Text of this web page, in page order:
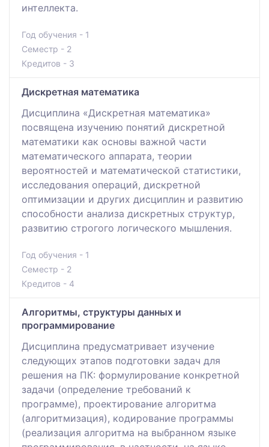
интеллекта.
Год обучения - 1
Семестр - 2
Кредитов - 3
Дискретная математика
Дисциплина «Дискретная математика»
посвящена изучению понятий дискретной
математики как основы важной части
математического аппарата, теории
вероятностей и математической статистики,
исследования операций, дискретной
оптимизации и других дисциплин и развитию
способности анализа дискретных структур,
развитию строгого логического мышления.
Год обучения - 1
Семестр - 2
Кредитов - 4
Алгоритмы, структуры данных и
программирование
Дисциплина предусматривает изучение
следующих этапов подготовки задач для
решения на ПК: формулирование конкретной
задачи (определение требований к
программе), проектирование алгоритма
(алгоритмизация), кодирование программы
(реализация алгоритма на выбранном языке